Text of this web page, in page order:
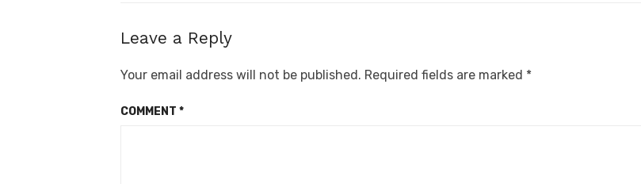
Leave a Reply
Your email address will not be published. Required fields are marked *
COMMENT *